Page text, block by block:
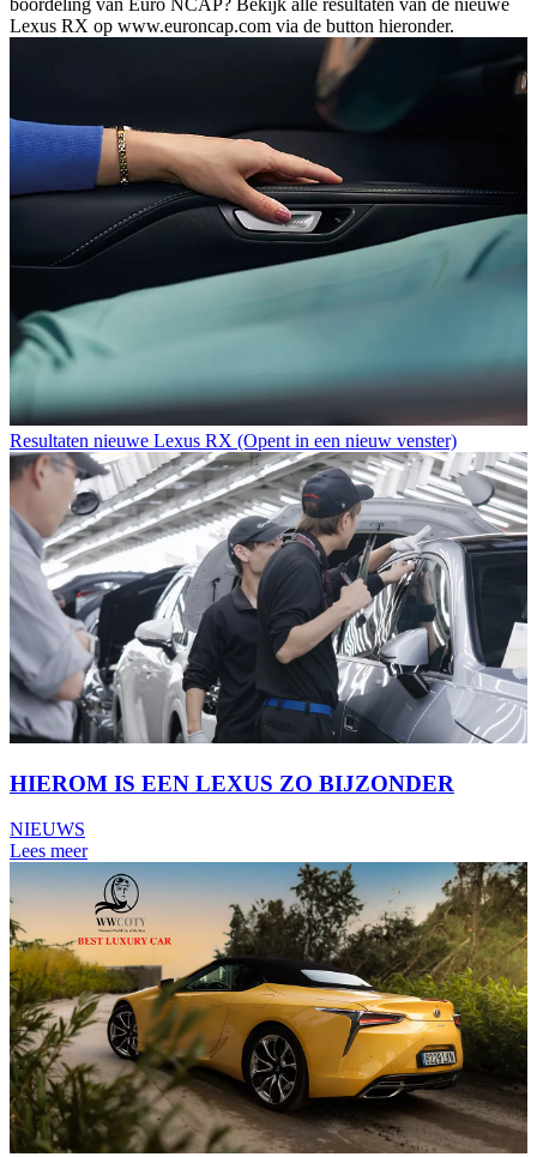
boordeling van Euro NCAP? Bekijk alle resultaten van de nieuwe
Lexus RX op www.euroncap.com via de button hieronder.
Resultaten nieuwe Lexus RX (Opent in een nieuw venster)
HIEROM IS EEN LEXUS ZO BIJZONDER
NIEUWS
Lees meer